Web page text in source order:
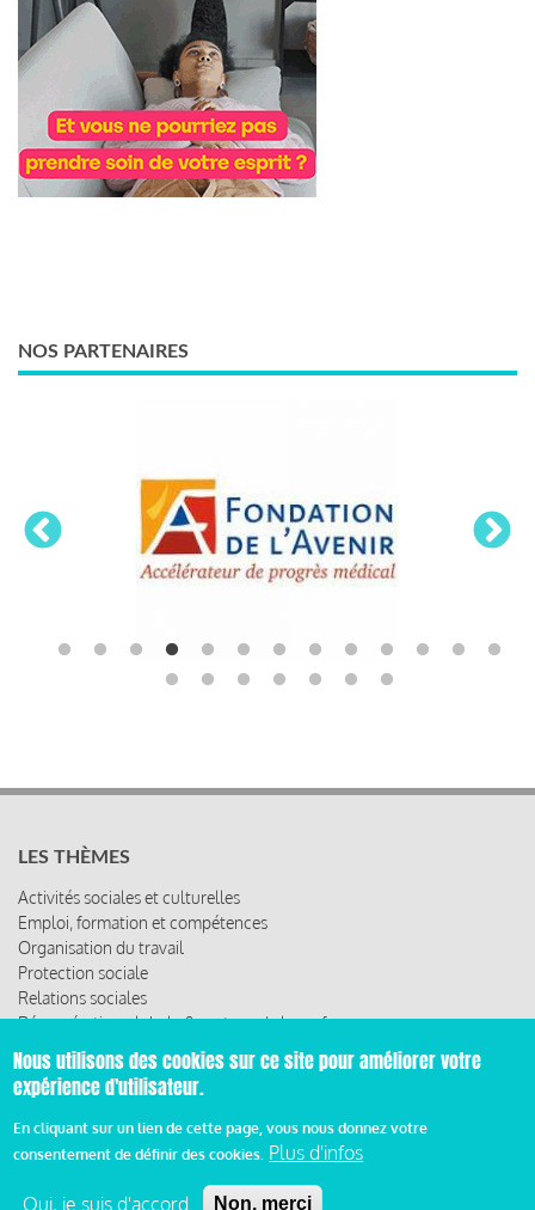
NOS PARTENAIRES
LES THÈMES
Activités sociales et culturelles
Emploi, formation et compétences
Organisation du travail
Protection sociale
Relations sociales
Rémunération globale & partage de la performance
Santé au travail
Vie économique, RSE & solidarité
ACCÈS RAPIDE
Les abonnements
Nous utilisons des cookies sur ce site pour améliorer votre
expérience d'utilisateur.
En cliquant sur un lien de cette page, vous nous donnez votre
consentement de définir des cookies. Plus d'infos
Oui, je suis d'accord Non, merci